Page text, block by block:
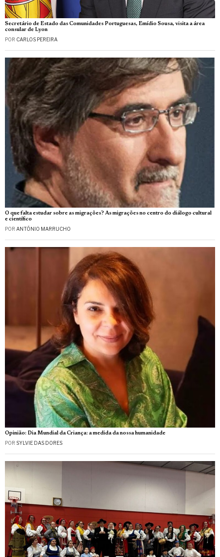
Secretário de Estado das Comunidades Portuguesas, Emídio Sousa, visita a área
consular de Lyon
POR CARLOS PEREIRA
O que falta estudar sobre as migrações? As migrações no centro do diálogo cultural
e científico
POR ANTÓNIO MARRUCHO
Opinião: Dia Mundial da Criança: a medida da nossa humanidade
POR SYLVIE DAS DORES